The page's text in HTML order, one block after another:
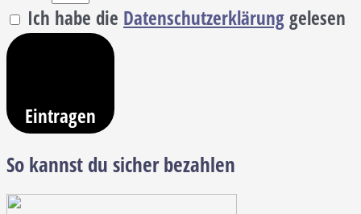
Ich habe die Datenschutzerklärung gelesen
Eintragen
So kannst du sicher bezahlen